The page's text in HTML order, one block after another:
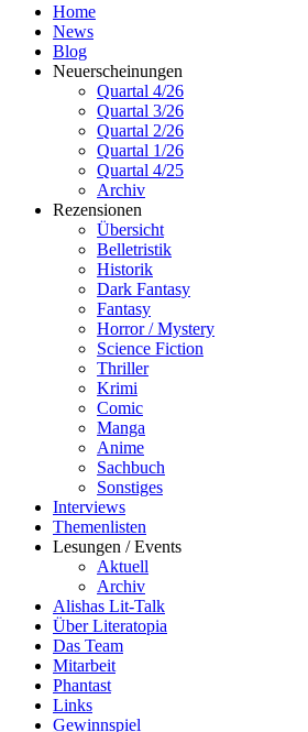
Home
News
Blog
Neuerscheinungen
Quartal 4/26
Quartal 3/26
Quartal 2/26
Quartal 1/26
Quartal 4/25
Archiv
Rezensionen
Übersicht
Belletristik
Historik
Dark Fantasy
Fantasy
Horror / Mystery
Science Fiction
Thriller
Krimi
Comic
Manga
Anime
Sachbuch
Sonstiges
Interviews
Themenlisten
Lesungen / Events
Aktuell
Archiv
Alishas Lit-Talk
Über Literatopia
Das Team
Mitarbeit
Phantast
Links
Gewinnspiel